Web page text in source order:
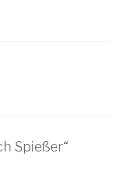
Spießer“